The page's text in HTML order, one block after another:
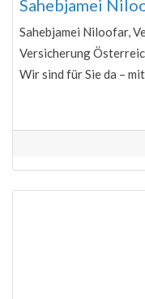
Sahebjamei
Sahebjamei Niloofar,
Versicherung
Wir sind für Sie da –